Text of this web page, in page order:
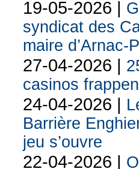
19-05-2026 |
syndicat des
maire d’Arnac-
27-04-2026 |
casinos
24-04-2026 |
Barrière
jeu s’ouvre
22-04-2026 |